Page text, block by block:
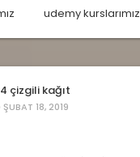
udemy kurslarımız
çizgili kağıt
ŞUBAT 18, 2019